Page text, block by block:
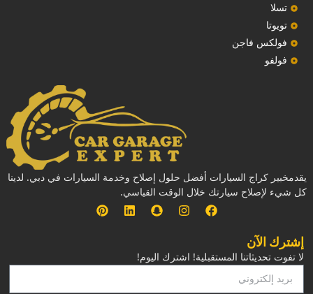
تسلا
تويوتا
فولكس فاجن
فولفو
يقدمخبير كراج السيارات أفضل حلول إصلاح وخدمة السيارات في دبي. لدينا
كل شيء لإصلاح سيارتك خلال الوقت القياسي.
إشترك الآن
لا تفوت تحديثاتنا المستقبلية! اشترك اليوم!